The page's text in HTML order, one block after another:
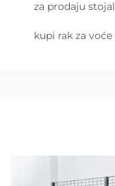
za prodaju
kupi rak za